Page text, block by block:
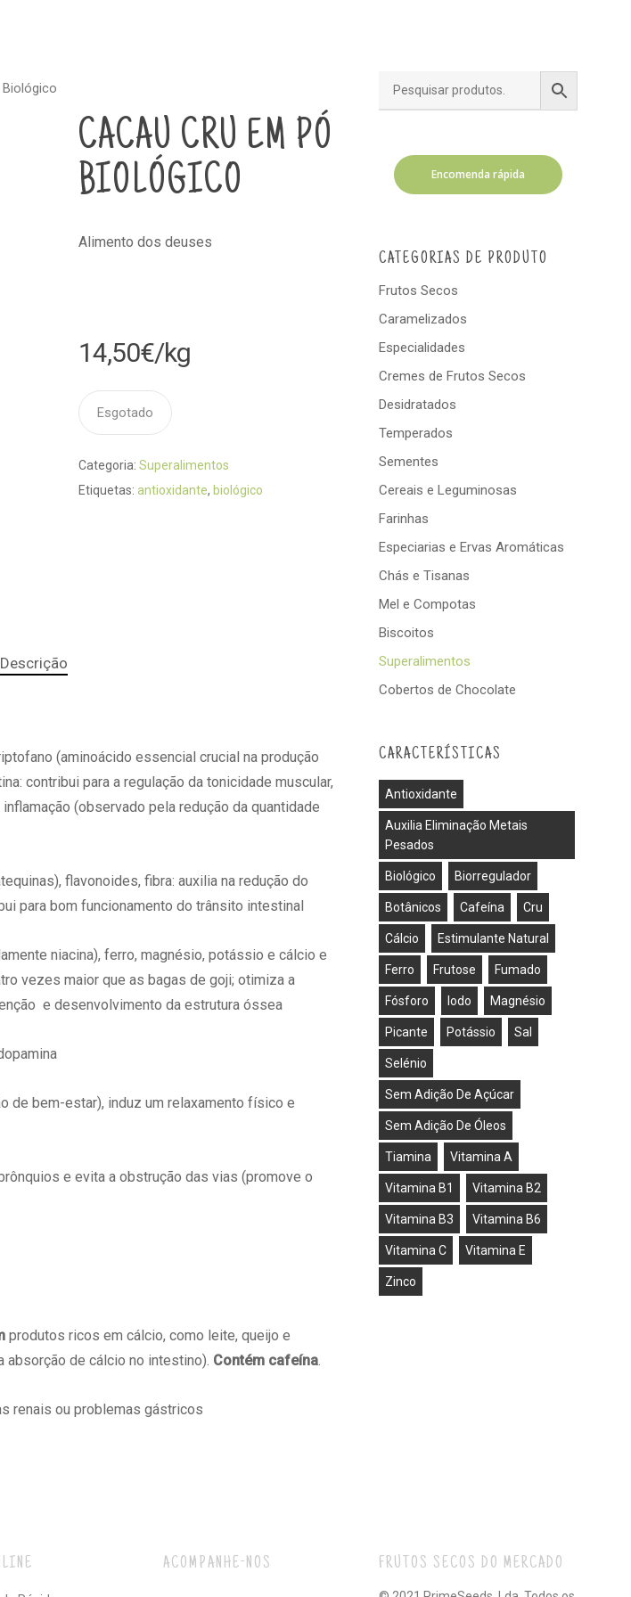
Biológico
CACAU CRU EM PÓ
BIOLÓGICO
Alimento dos deuses
14,50€/kg
Esgotado
Categoria: Superalimentos
Etiquetas: antioxidante, biológico
Descrição
(aminoácido essencial crucial na produção
contribui para a regulação da tonicidade muscular,
(observado pela redução da quantidade
flavonoides, fibra: auxilia na redução do
para bom funcionamento do trânsito intestinal
niacina), ferro, magnésio, potássio e cálcio e
vezes maior que as bagas de goji; otimiza a
e desenvolvimento da estrutura óssea
de bem-estar), induz um relaxamento físico e
e evita a obstrução das vias (promove o
produtos ricos em cálcio, como leite, queijo e
de cálcio no intestino). Contém cafeína
renais ou problemas gástricos
Encomenda rápida
CATEGORIAS DE PRODUTO
Frutos Secos
Caramelizados
Especialidades
Cremes de Frutos Secos
Desidratados
Temperados
Sementes
Cereais e Leguminosas
Farinhas
Especiarias e Ervas Aromáticas
Chás e Tisanas
Mel e Compotas
Biscoitos
Superalimentos
Cobertos de Chocolate
CARACTERÍSTICAS
Antioxidante
Auxilia Eliminação Metais
Pesados
Biológico Biorregulador
Botânicos Cafeína Cru
Cálcio Estimulante Natural
Ferro Frutose Fumado
Fósforo Iodo Magnésio
Picante Potássio Sal
Selénio
Sem Adição De Açúcar
Sem Adição De Óleos
Tiamina Vitamina A
Vitamina B1 Vitamina B2
Vitamina B3 Vitamina B6
Vitamina C Vitamina E
Zinco
ACOMPANHE-NOS FRUTOS SECOS DO MERCADO